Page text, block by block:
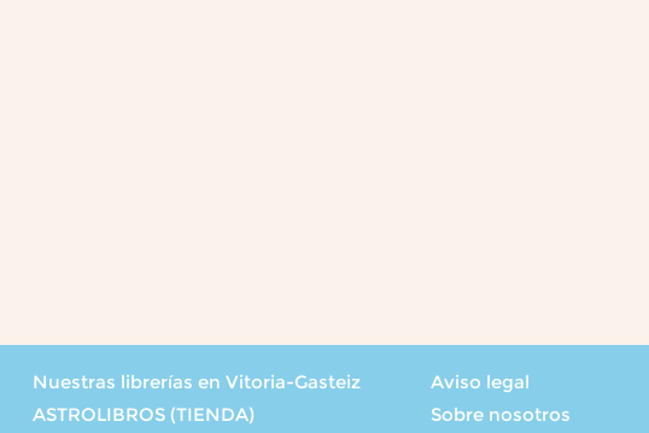
Nuestras librerías en Vitoria-Gasteiz
ASTROLIBROS (TIENDA)
Aviso legal
Sobre nosotros